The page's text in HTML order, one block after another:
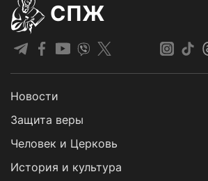
СПЖ
Новости
Защита веры
Человек и Церковь
История и культура